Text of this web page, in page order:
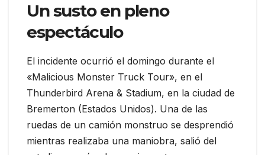
Un susto en pleno
espectáculo
El incidente ocurrió el domingo durante el
«Malicious Monster Truck Tour», en el
Thunderbird Arena & Stadium, en la ciudad de
Bremerton (Estados Unidos). Una de las
ruedas de un camión monstruo se desprendió
mientras realizaba una maniobra, salió del